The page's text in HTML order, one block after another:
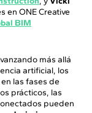
en ONE Creative
BIM
más allá
artificial, los
las fases de
prácticos, las
pueden